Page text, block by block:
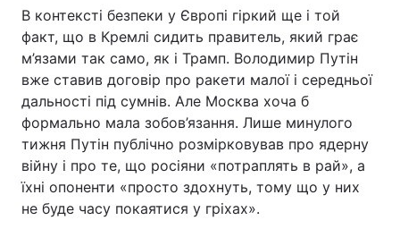
В контексті безпеки у Європі гіркий ще і той
факт, що в Кремлі сидить правитель, який грає
м’язами так само, як і Трамп. Володимир Путін
вже ставив договір про ракети малої і середньої
дальності під сумнів. Але Москва хоча б
формально мала зобов’язання. Лише минулого
тижня Путін публічно розмірковував про ядерну
війну і про те, що росіяни «потраплять в рай», а
їхні опоненти «просто здохнуть, тому що у них
не буде часу покаятися у гріхах».